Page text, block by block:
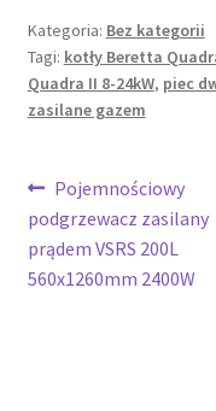
Kategoria: Bez kategorii
Tagi: kotły Beretta
Quadra II 8-24kW, piec
zasilane gazem
Nawigacja
wpisu
Poprzedni
wpis:
Pojemnościowy
podgrzewacz zasilany
prądem VSRS 200L
560x1260mm 2400W